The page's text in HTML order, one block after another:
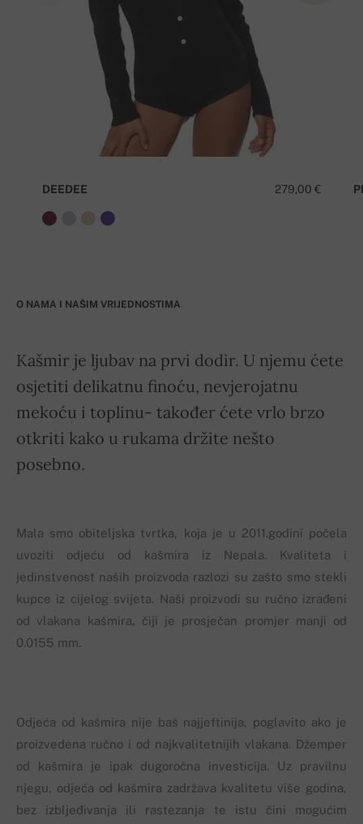
279,00 €
DEEDEE
O NAMA I NAŠIM VRIJEDNOSTIMA
Kašmir je ljubav na prvi dodir. U njemu ćete
osjetiti delikatnu finoću, nevjerojatnu
mekoću i toplinu- također ćete vrlo brzo
otkriti kako u rukama držite nešto
posebno.
Mala smo obiteljska tvrtka, koja je u 2011.godini počela
uvoziti odjeću od kašmira iz Nepala. Kvaliteta i
jedinstvenost naših proizvoda razlozi su zašto smo stekli
kupce iz cijelog svijeta. Naši proizvodi su ručno izrađeni
od vlakana kašmira, čiji je prosječan promjer manji od
0.0155 mm.
Odjeća od kašmira nije baš najjeftinija, poglavito ako je
proizvedena ručno i od najkvalitetnijih vlakana. Džemper
od kašmira je ipak dugoročna investicija. Uz pravilnu
njegu, odjeća od kašmira zadržava kvalitetu više godina,
bez izbljeđivanja ili rastezanja te istu čini mogućim